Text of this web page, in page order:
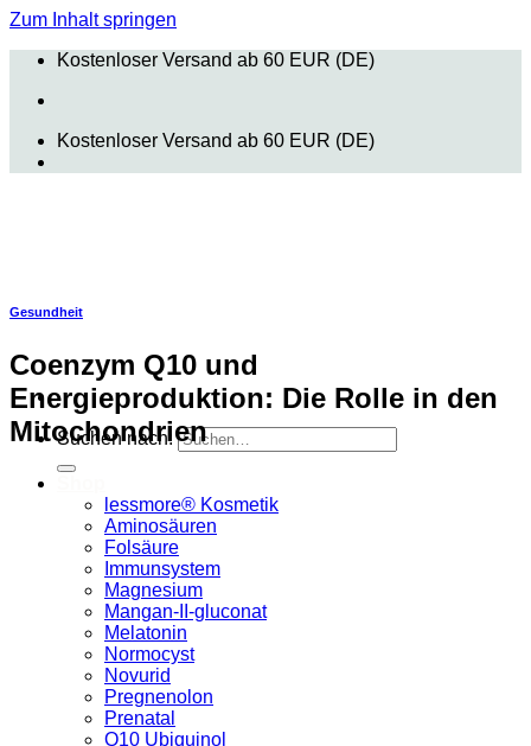
Zum Inhalt springen
Kostenloser Versand ab 60 EUR (DE)
Kostenloser Versand ab 60 EUR (DE)
Suchen nach:
lessmore® Kosmetik
Aminosäuren
Folsäure
Immunsystem
Magnesium
Mangan-II-gluconat
Melatonin
Normocyst
Novurid
Pregnenolon
Prenatal
Q10 Ubiquinol
Gesundheit
Coenzym Q10 und
Energieproduktion: Die Rolle in den
Mitochondrien